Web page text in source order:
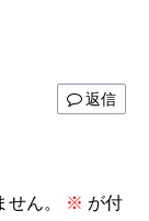
返信
ん。 ※ が付